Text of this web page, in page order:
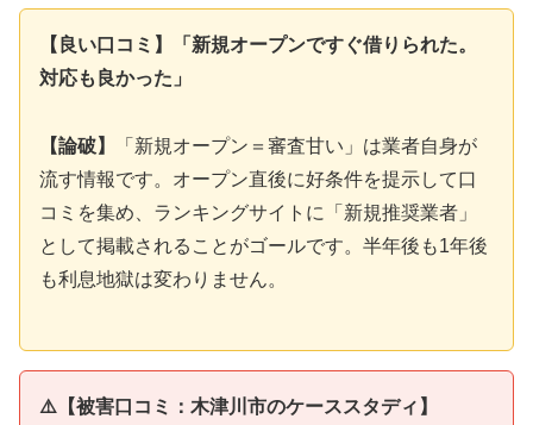
【良い口コミ】「新規オープンですぐ借りられた。
対応も良かった」
【論破】
「新規オープン＝審査甘い」は業者自身が
流す情報です。オープン直後に好条件を提示して口
コミを集め、ランキングサイトに「新規推奨業者」
として掲載されることがゴールです。半年後も1年後
も利息地獄は変わりません。
⚠️【被害口コミ：木津川市のケーススタディ】